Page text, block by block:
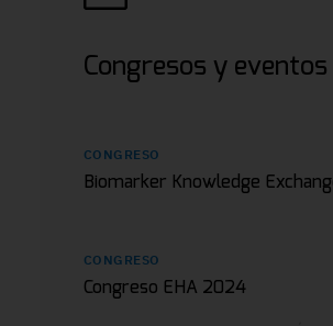
Congresos y eventos
CONGRESO
Biomarker Knowledge
CONGRESO
Congreso EHA 2024